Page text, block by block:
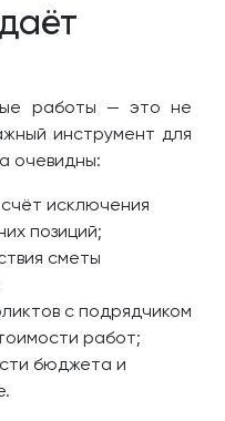
работы — это не
инструмент для
очевидны:
исключения
позиций;
сметы
с подрядчиком
работ;
бюджета и